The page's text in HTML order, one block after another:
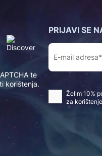
te
korištenja.
PRIJAVI SE
Želim 10%
za